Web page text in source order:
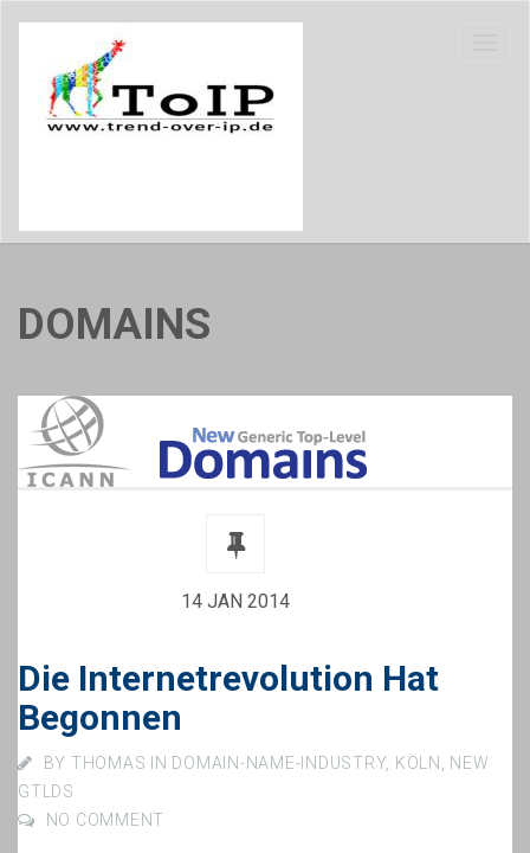
DOMAINS
14 JAN 2014
Die Internetrevolution Hat
Begonnen
BY THOMAS IN DOMAIN-NAME-INDUSTRY KÖLN
NEW
GTLDS
NO COMMENT